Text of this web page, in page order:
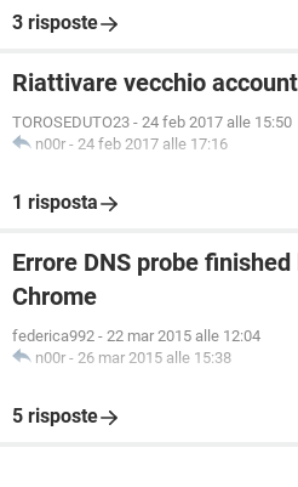
3 risposte
Riattivare vecchio
TOROSEDUTO23 - 24 feb 2017 alle 15:50
n00r - 24 feb 2017 alle 17:16
1 risposta
Errore DNS probe
Chrome
federica992 - 22 mar 2015 alle 12:04
n00r - 26 mar 2015 alle 15:38
5 risposte